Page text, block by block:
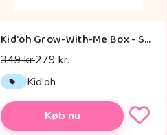
Kid'oh Grow-With-Me Box - Sensory Seekers (0-6 mdr.)
349 kr.279 kr.
Kid'oh
Køb nu